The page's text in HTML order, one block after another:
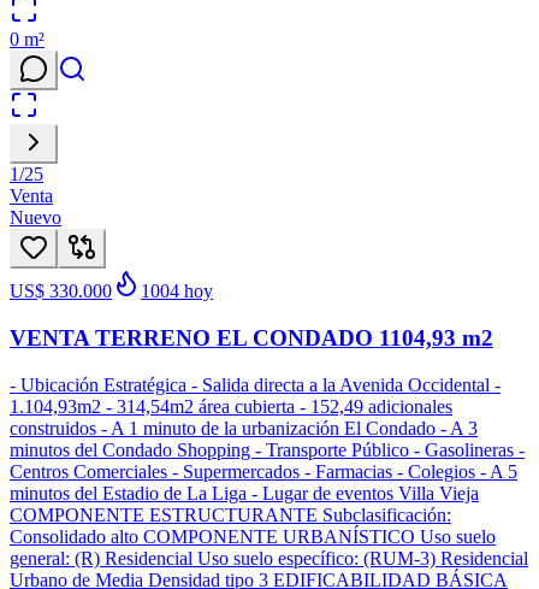
0 m²
1/25
Venta
Nuevo
US$ 330.000 1004 hoy
VENTA TERRENO EL CONDADO 1104,93 m2
- Ubicación Estratégica - Salida directa a la Avenida Occidental -
1.104,93m2 - 314,54m2 área cubierta - 152,49 adicionales
construidos - A 1 minuto de la urbanización El Condado - A 3
minutos del Condado Shopping - Transporte Público - Gasolineras -
Centros Comerciales - Supermercados - Farmacias - Colegios - A 5
minutos del Estadio de La Liga - Lugar de eventos Villa Vieja
COMPONENTE ESTRUCTURANTE Subclasificación:
Consolidado alto COMPONENTE URBANÍSTICO Uso suelo
general: (R) Residencial Uso suelo específico: (RUM-3) Residencial
Urbano de Media Densidad tipo 3 EDIFICABILIDAD BÁSICA